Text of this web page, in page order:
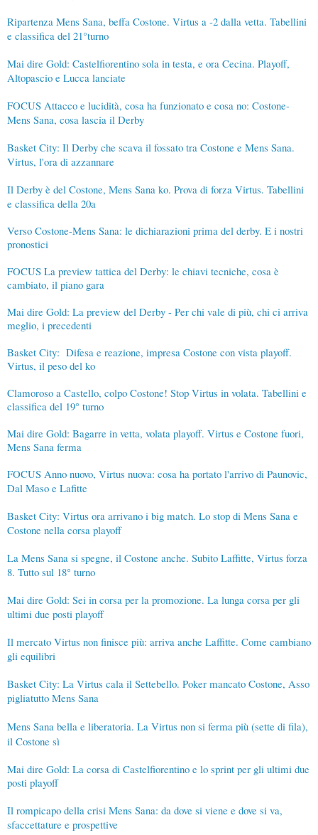
Ripartenza Mens Sana, beffa Costone. Virtus a -2 dalla vetta. Tabellini
e classifica del 21°turno
Mai dire Gold: Castelfiorentino sola in testa, e ora Cecina. Playoff,
Altopascio e Lucca lanciate
FOCUS Attacco e lucidità, cosa ha funzionato e cosa no: Costone-
Mens Sana, cosa lascia il Derby
Basket City: Il Derby che scava il fossato tra Costone e Mens Sana.
Virtus, l'ora di azzannare
Il Derby è del Costone, Mens Sana ko. Prova di forza Virtus. Tabellini
e classifica della 20a
Verso Costone-Mens Sana: le dichiarazioni prima del derby. E i nostri
pronostici
FOCUS La preview tattica del Derby: le chiavi tecniche, cosa è
cambiato, il piano gara
Mai dire Gold: La preview del Derby - Per chi vale di più, chi ci arriva
meglio, i precedenti
Basket City: Difesa e reazione, impresa Costone con vista playoff.
Virtus, il peso del ko
Clamoroso a Castello, colpo Costone! Stop Virtus in volata. Tabellini e
classifica del 19° turno
Mai dire Gold: Bagarre in vetta, volata playoff. Virtus e Costone fuori,
Mens Sana ferma
FOCUS Anno nuovo, Virtus nuova: cosa ha portato l'arrivo di Paunovic,
Dal Maso e Lafitte
Basket City: Virtus ora arrivano i big match. Lo stop di Mens Sana e
Costone nella corsa playoff
La Mens Sana si spegne, il Costone anche. Subito Laffitte, Virtus forza
8. Tutto sul 18° turno
Mai dire Gold: Sei in corsa per la promozione. La lunga corsa per gli
ultimi due posti playoff
Il mercato Virtus non finisce più: arriva anche Laffitte. Come cambiano
gli equilibri
Basket City: La Virtus cala il Settebello. Poker mancato Costone, Asso
pigliatutto Mens Sana
Mens Sana bella e liberatoria. La Virtus non si ferma più (sette di fila),
il Costone sì
Mai dire Gold: La corsa di Castelfiorentino e lo sprint per gli ultimi due
posti playoff
Il rompicapo della crisi Mens Sana: da dove si viene e dove si va,
sfaccettature e prospettive